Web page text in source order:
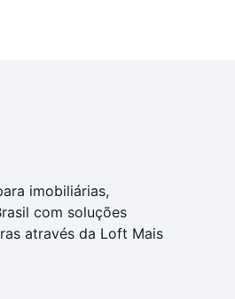
imobiliárias,
com soluções
através da Loft Mais